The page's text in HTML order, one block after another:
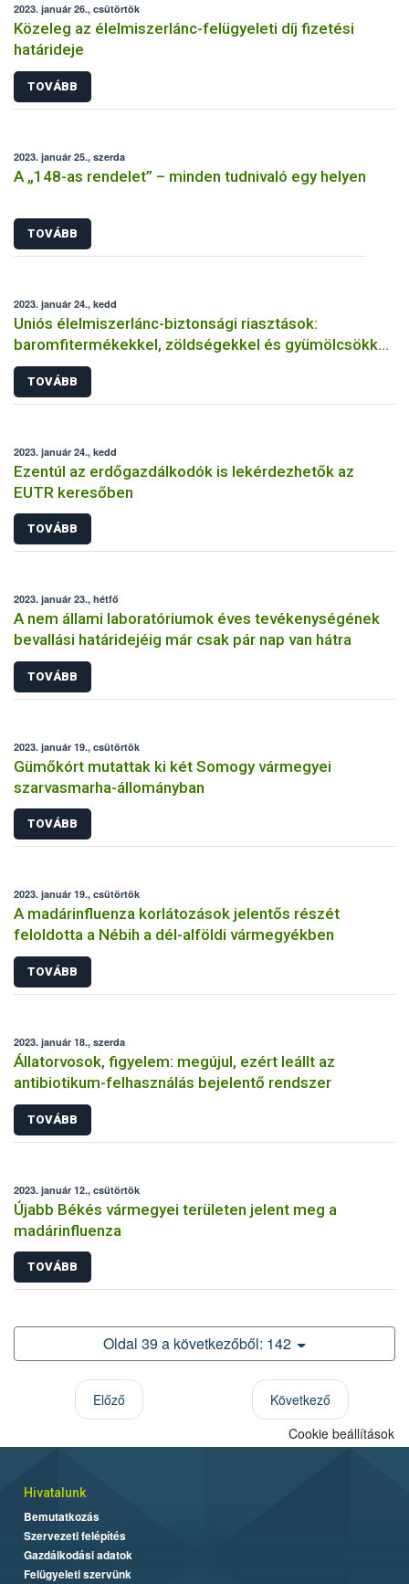
2023. január 26., csütörtök
Közeleg az élelmiszerlánc-felügyeleti díj fizetési
határideje
TOVÁBB
2023. január 25., szerda
A „148-as rendelet” – minden tudnivaló egy helyen
TOVÁBB
2023. január 24., kedd
Uniós élelmiszerlánc-biztonsági riasztások:
baromfitermékekkel, zöldségekkel és gyümölcsökkel
volt a legtöbb gond
TOVÁBB
2023. január 24., kedd
Ezentúl az erdőgazdálkodók is lekérdezhetők az
EUTR keresőben
TOVÁBB
2023. január 23., hétfő
A nem állami laboratóriumok éves tevékenységének
bevallási határidejéig már csak pár nap van hátra
TOVÁBB
2023. január 19., csütörtök
Gümőkórt mutattak ki két Somogy vármegyei
szarvasmarha-állományban
TOVÁBB
2023. január 19., csütörtök
A madárinfluenza korlátozások jelentős részét
feloldotta a Nébih a dél-alföldi vármegyékben
TOVÁBB
2023. január 18., szerda
Állatorvosok, figyelem: megújul, ezért leállt az
antibiotikum-felhasználás bejelentő rendszer
TOVÁBB
2023. január 12., csütörtök
Újabb Békés vármegyei területen jelent meg a
madárinfluenza
TOVÁBB
Oldal 39 a következőből: 142
Előző
Következő
Cookie beállítások
Hivatalunk
Bemutatkozás
Szervezeti felépítés
Gazdálkodási adatok
Felügyeleti szervünk